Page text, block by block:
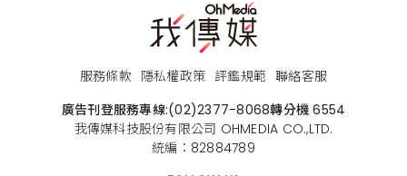
服務條款 隱私權政策 評鑑規範 聯絡客服
廣告刊登服務專線:(02)2377-8068轉分機 6554
我傳媒科技股份有限公司 OHMEDIA CO.,LTD.
統編：82884789